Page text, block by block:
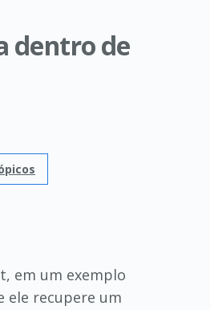
dentro de
em um exemplo
ele recupere um